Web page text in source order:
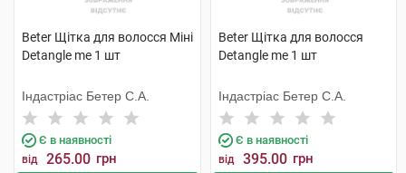
Beter Щітка для волосся Міні
Detangle me 1 шт
Індастріас Бетер С.А.
Є в наявності
від 265.00 грн
Beter Щітка для волосся
Detangle me 1 шт
Індастріас Бетер С.А.
Є в наявності
від 395.00 грн